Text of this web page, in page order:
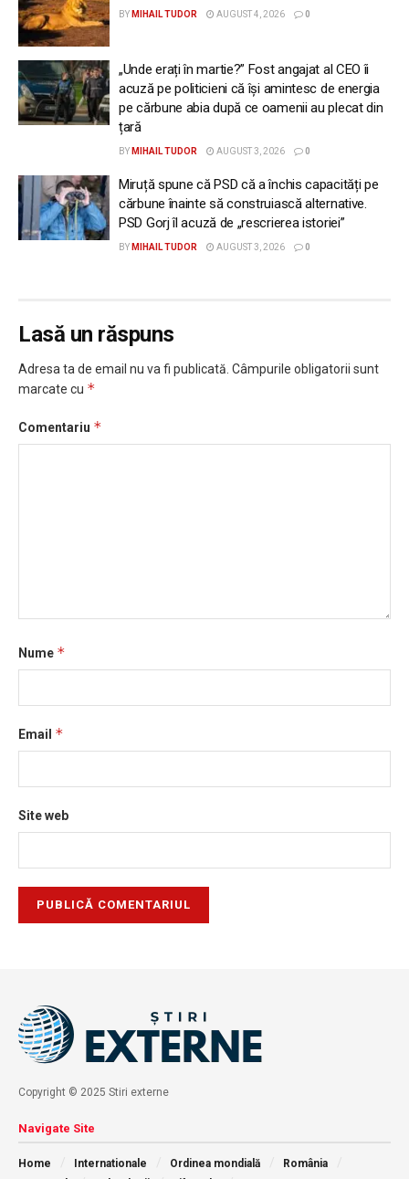
BY MIHAIL TUDOR AUGUST 4, 2026 0
„Unde erați în martie?” Fost angajat al CEO îi
acuză pe politicieni că își amintesc de energia
pe cărbune abia după ce oamenii au plecat din
țară
BY MIHAIL TUDOR AUGUST 3, 2026 0
Miruță spune că PSD că a închis capacități pe
cărbune înainte să construiască alternative.
PSD Gorj îl acuză de „rescrierea istoriei”
BY MIHAIL TUDOR AUGUST 3, 2026 0
Lasă un răspuns
Adresa ta de email nu va fi publicată. Câmpurile obligatorii sunt
marcate cu *
Comentariu *
Nume *
Email *
Site web
Copyright © 2025 Stiri externe
Navigate Site
Home Internationale Ordinea mondială
România